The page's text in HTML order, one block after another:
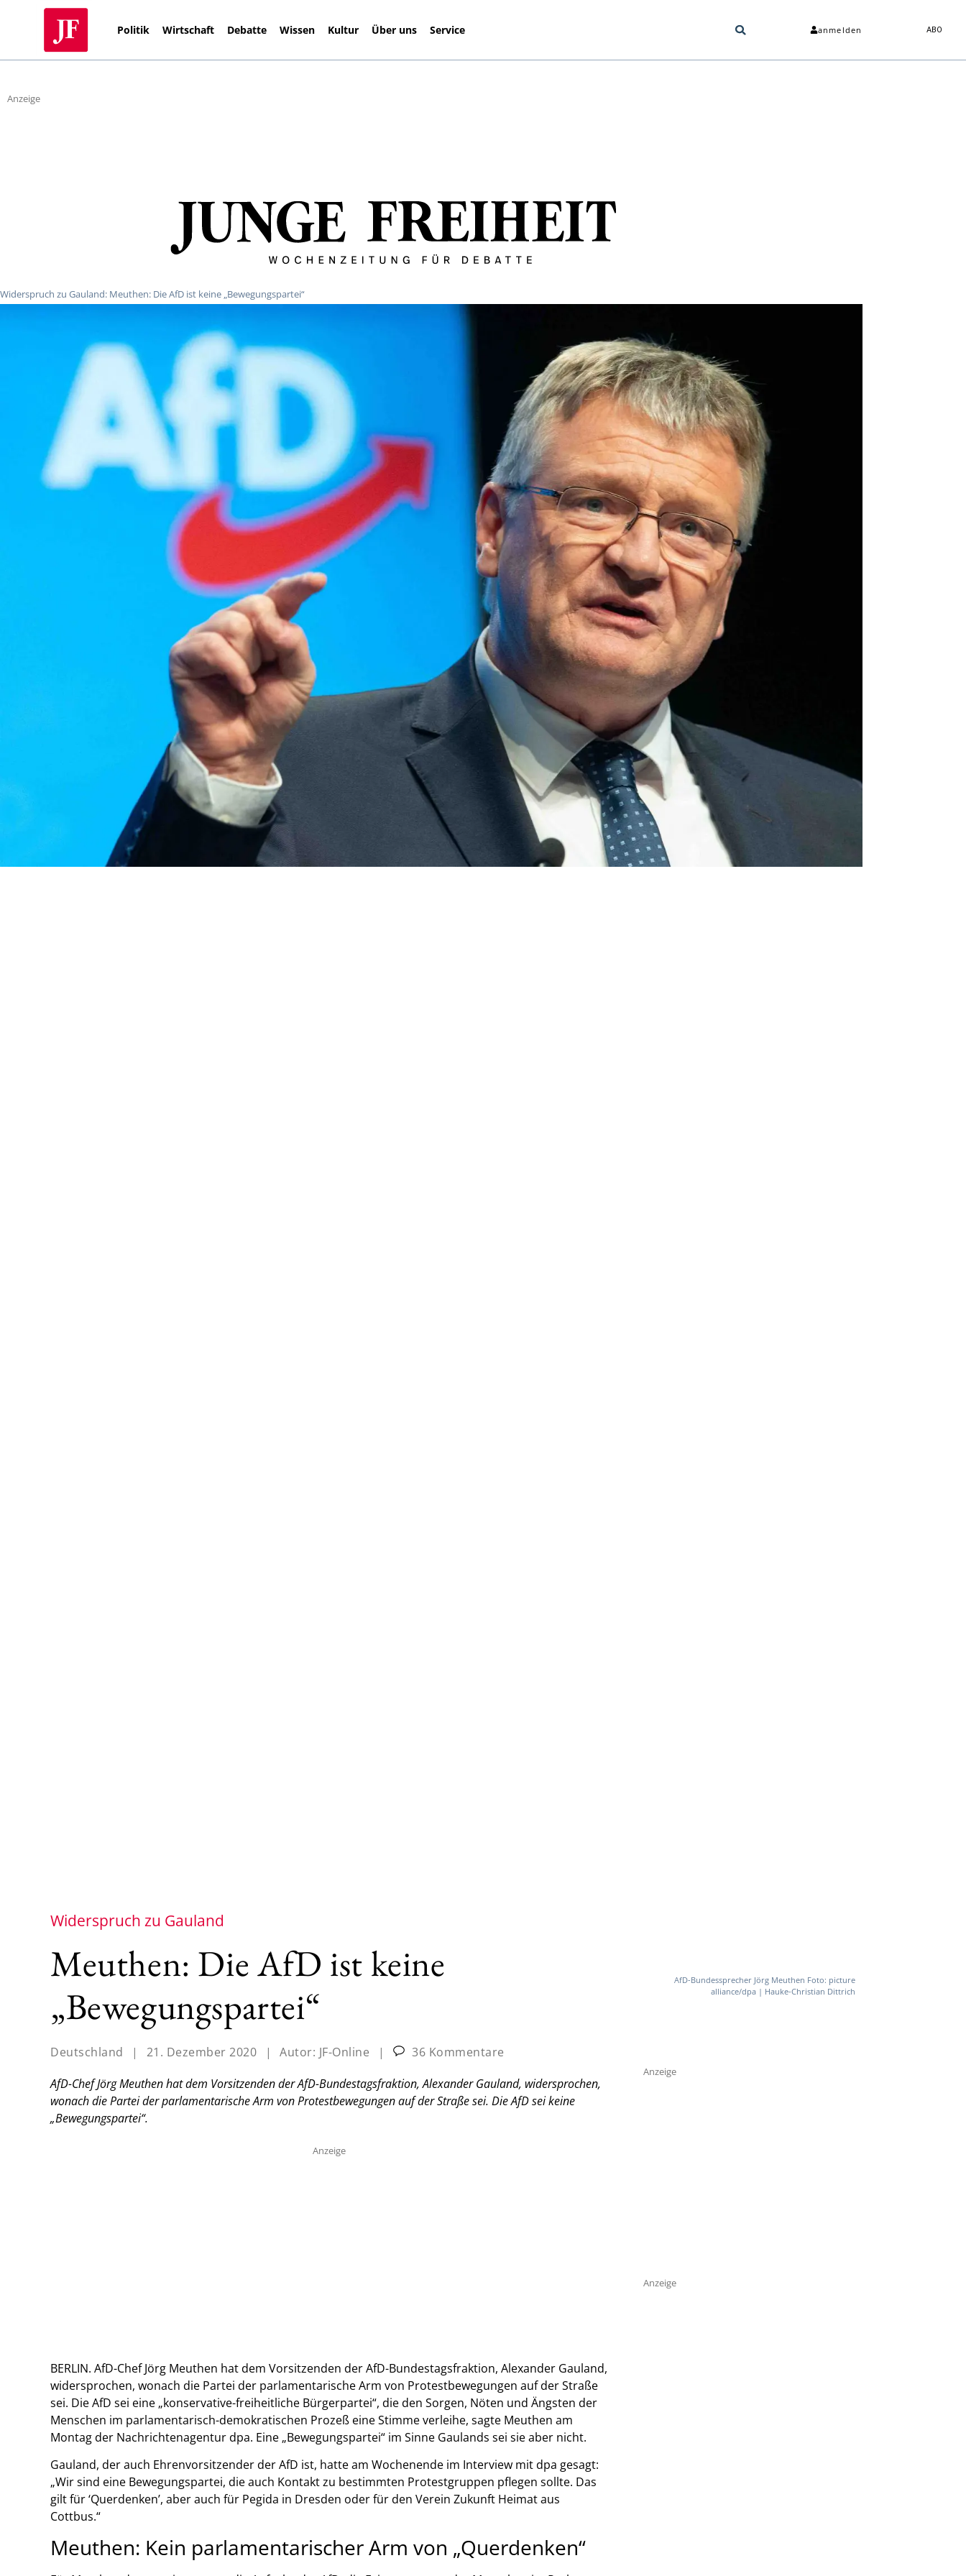
Politik Wirtschaft Debatte Wissen Kultur Über uns Service anmelden ABO
Anzeige
Widerspruch zu Gauland: Meuthen: Die AfD ist keine „Bewegungspartei“
Widerspruch zu Gauland
Meuthen: Die AfD ist keine
„Bewegungspartei“
Deutschland | 21. Dezember 2020 | Autor: JF-Online |
36 Kommentare
AfD-Chef Jörg Meuthen hat dem Vorsitzenden der AfD-Bundestagsfraktion, Alexander Gauland, widersprochen,
wonach die Partei der parlamentarische Arm von Protestbewegungen auf der Straße sei. Die AfD sei keine
„Bewegungspartei“.
Anzeige
BERLIN. AfD-Chef Jörg Meuthen hat dem Vorsitzenden der AfD-Bundestagsfraktion, Alexander Gauland,
widersprochen, wonach die Partei der parlamentarische Arm von Protestbewegungen auf der Straße
sei. Die AfD sei eine „konservative-freiheitliche Bürgerpartei“, die den Sorgen, Nöten und Ängsten der
Menschen im parlamentarisch-demokratischen Prozeß eine Stimme verleihe, sagte Meuthen am
Montag der Nachrichtenagentur dpa. Eine „Bewegungspartei“ im Sinne Gaulands sei sie aber nicht.
Gauland, der auch Ehrenvorsitzender der AfD ist, hatte am Wochenende im Interview mit dpa gesagt:
„Wir sind eine Bewegungspartei, die auch Kontakt zu bestimmten Protestgruppen pflegen sollte. Das
gilt für ‘Querdenken’, aber auch für Pegida in Dresden oder für den Verein Zukunft Heimat aus
Cottbus.“
Meuthen: Kein parlamentarischer Arm von „Querdenken“
AfD-Bundessprecher Jörg Meuthen Foto: picture
alliance/dpa | Hauke-Christian Dittrich
Anzeige
Anzeige